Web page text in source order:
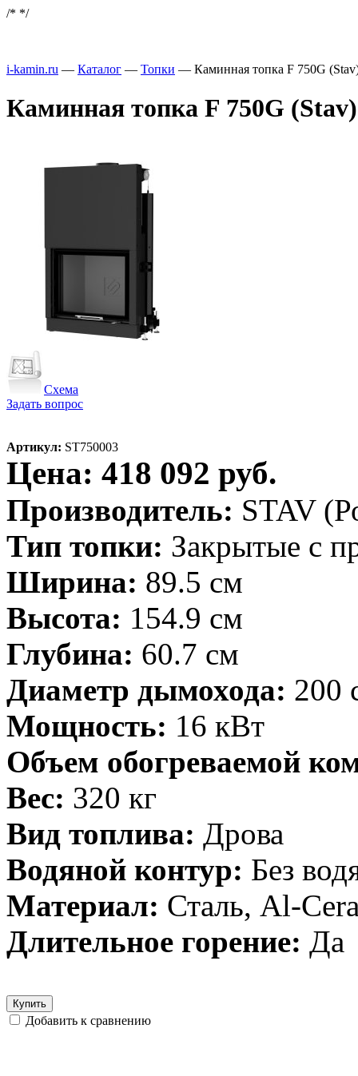
/* */
i-kamin.ru — Каталог — Топки — Каминная топка F 750G
Каминная топка F 750G (Stav)
Схема
Задать вопрос
Артикул: ST750003
Цена: 418 092 руб.
Производитель: STAV
Тип топки: Закрытые с
Ширина: 89.5 см
Высота: 154.9 см
Глубина: 60.7 см
Диаметр дымохода: 200
Мощность: 16 кВт
Объем обогреваемой
Вес: 320 кг
Вид топлива: Дрова
Водяной контур: Без
Материал: Сталь, Al-
Длительное горение: Да
Купить
Добавить к сравнению